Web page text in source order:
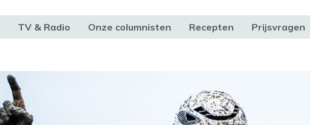
TV & Radio Onze columnisten Recepten Prijsvragen